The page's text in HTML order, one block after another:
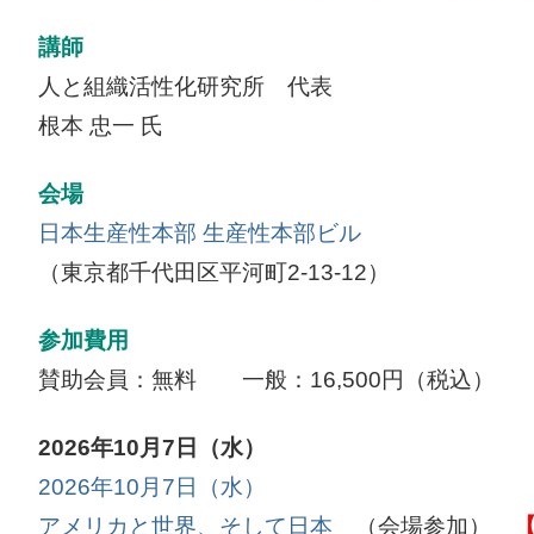
講師
人と組織活性化研究所 代表
根本 忠一 氏
会場
日本生産性本部 生産性本部ビル
（東京都千代田区平河町2-13-12）
参加費用
賛助会員：無料 一般：16,500円（税込）
2026年10月7日（水）
2026年10月7日（水）
アメリカと世界、そして日本 （会場参加）